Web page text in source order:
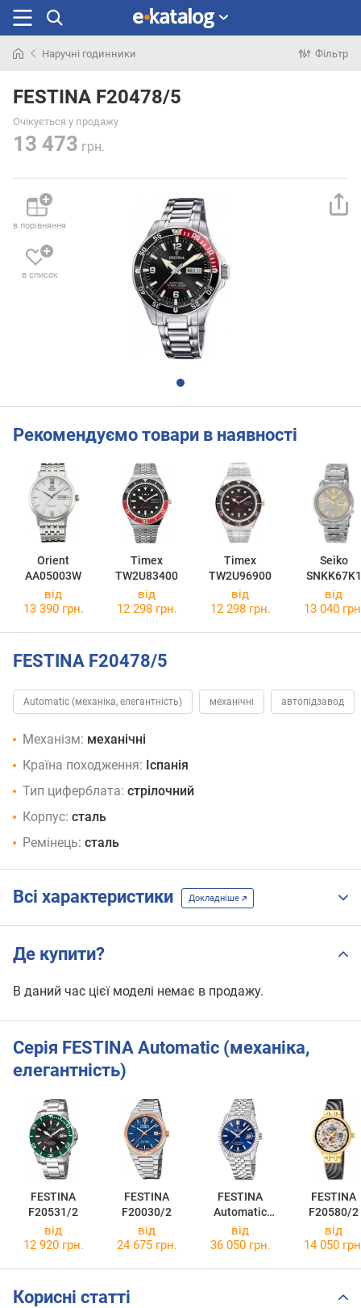
раніше
Наручні годинники Фільтр
FESTINA F20478/5
Очікується у продажу
13 473 грн.
в порівняння
в список
Рекомендуємо товари в наявності
Orient
AA05003W
Timex
TW2U83400
Timex
TW2U96900
Seiko
SNKK67K1
від
13 390 грн.
від
12 298 грн.
від
12 298 грн.
від
13 040
FESTINA F20478/5
Automatic (механіка, елегантність) механічні автопідзавод
Механізм: механічні
Країна походження: Іспанія
Тип циферблата: стрілочний
Корпус: сталь
Ремінець: сталь
Всі характеристики Докладніше
Де купити?
В даний час цієї моделі немає в продажу.
Серія FESTINA Automatic (механіка,
елегантність)
FESTINA
F20531/2
FESTINA
F20030/2
FESTINA
Automatic
F20090/2
FESTINA
F20580/2
від
12 920 грн.
від
24 675 грн.
від
36 050 грн.
від
14 050
Корисні статті